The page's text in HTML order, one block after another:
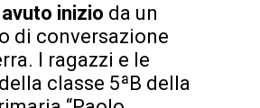
inizio da un
di conversazione
I ragazzi e le
classe 5ªB della